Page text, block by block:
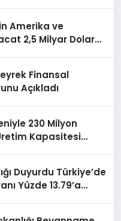
Amerika ve
2,5 Milyar Dolara
Finansal
Açıkladı
230 Milyon
Kapasitesi
Duyurdu Türkiye’de
Yüzde 13.79’a